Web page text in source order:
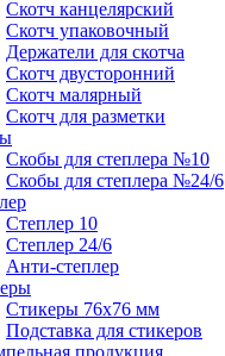
Скотч канцелярский
Скотч упаковочный
Держатели для скотча
Скотч двусторонний
Скотч малярный
Скотч для разметки
Скобы для степлера №10
Скобы для степлера №24/6
Степлер 10
Степлер 24/6
Анти-степлер
Стикеры 76x76 мм
Подставка для стикеров
продукция